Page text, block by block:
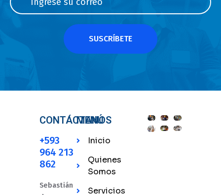
SUSCRÍBETE
CONTÁCTANOS
+593
964 213
862
Sebastián
MENÚ
Inicio
Quienes
Somos
Servicios